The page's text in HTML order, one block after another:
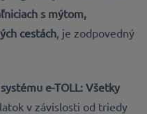
s mýtom,
cestách, je zodpovedný
e-TOLL: Všetky
v závislosti od triedy